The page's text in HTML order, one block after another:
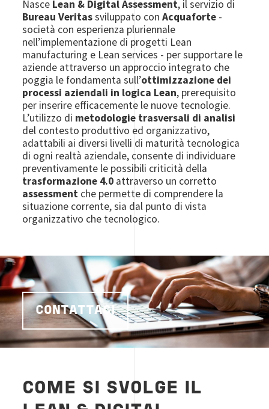
Nasce Lean & Digital Assessment, il servizio di
Bureau Veritassviluppato conAcquaforte -
società con esperienza pluriennale
nell’implementazione di progetti Lean
manufacturing e Lean services - per supportare le
aziende attraverso un approccio integrato che
poggia le fondamenta sull’ottimizzazione dei
processi aziendali in logica Lean, prerequisito
per inserire efficacemente le nuove tecnologie.
L’utilizzo di metodologie trasversali di analisi
del contesto produttivo ed organizzativo,
adattabili ai diversi livelli di maturità tecnologica
di ogni realtà aziendale, consente di individuare
preventivamente le possibili criticità della
trasformazione 4.0 attraverso un corretto
assessment che permette di comprendere la
situazione corrente, sia dal punto di vista
organizzativo che tecnologico.
CONTATTACI
COME SI SVOLGE IL